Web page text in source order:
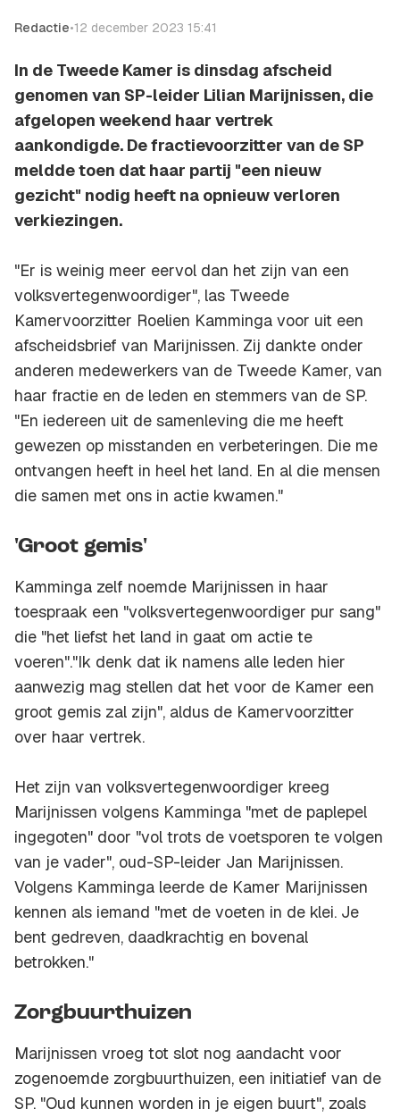
Redactie•12 december 2023 15:41
In de Tweede Kamer is dinsdag afscheid
genomen van SP-leider Lilian Marijnissen, die
afgelopen weekend haar vertrek
aankondigde. De fractievoorzitter van de SP
meldde toen dat haar partij "een nieuw
gezicht" nodig heeft na opnieuw verloren
verkiezingen.
"Er is weinig meer eervol dan het zijn van een
volksvertegenwoordiger", las Tweede
Kamervoorzitter Roelien Kamminga voor uit een
afscheidsbrief van Marijnissen. Zij dankte onder
anderen medewerkers van de Tweede Kamer, van
haar fractie en de leden en stemmers van de SP.
"En iedereen uit de samenleving die me heeft
gewezen op misstanden en verbeteringen. Die me
ontvangen heeft in heel het land. En al die mensen
die samen met ons in actie kwamen."
'Groot gemis'
Kamminga zelf noemde Marijnissen in haar
toespraak een "volksvertegenwoordiger pur sang"
die "het liefst het land in gaat om actie te
voeren"."Ik denk dat ik namens alle leden hier
aanwezig mag stellen dat het voor de Kamer een
groot gemis zal zijn", aldus de Kamervoorzitter
over haar vertrek.
Het zijn van volksvertegenwoordiger kreeg
Marijnissen volgens Kamminga "met de paplepel
ingegoten" door "vol trots de voetsporen te volgen
van je vader", oud-SP-leider Jan Marijnissen.
Volgens Kamminga leerde de Kamer Marijnissen
kennen als iemand "met de voeten in de klei. Je
bent gedreven, daadkrachtig en bovenal
betrokken."
Zorgbuurthuizen
Marijnissen vroeg tot slot nog aandacht voor
zogenoemde zorgbuurthuizen, een initiatief van de
SP. "Oud kunnen worden in je eigen buurt", zoals